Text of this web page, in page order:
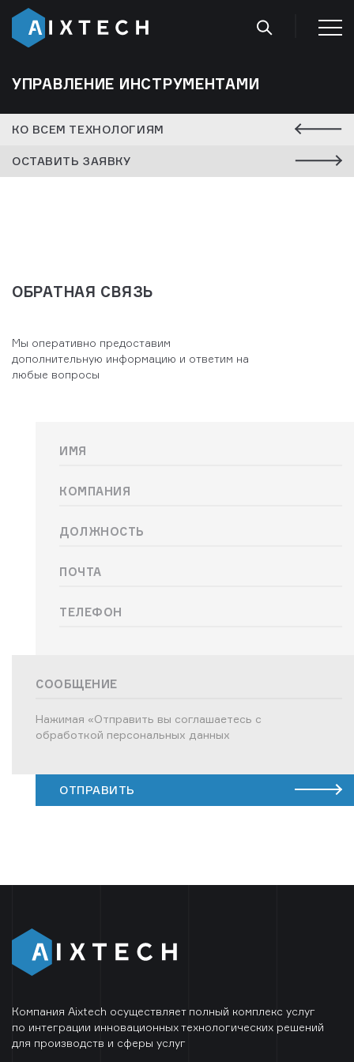
УПРАВЛЕНИЕ ИНСТРУМЕНТАМИ
КО ВСЕМ ТЕХНОЛОГИЯМ
ОСТАВИТЬ ЗАЯВКУ
ОБРАТНАЯ СВЯЗЬ
Мы оперативно предоставим
дополнительную информацию и ответим на
любые вопросы
Имя
Компания
Должность
ПОЧТА
ТЕЛЕФОН
СООБЩЕНИЕ
Нажимая «Отправить вы соглашаетесь с
обработкой персональных данных
ОТПРАВИТЬ
Компания Aixtech осуществляет полный комплекс услуг
по интеграции инновационных технологических решений
для производств и сферы услуг